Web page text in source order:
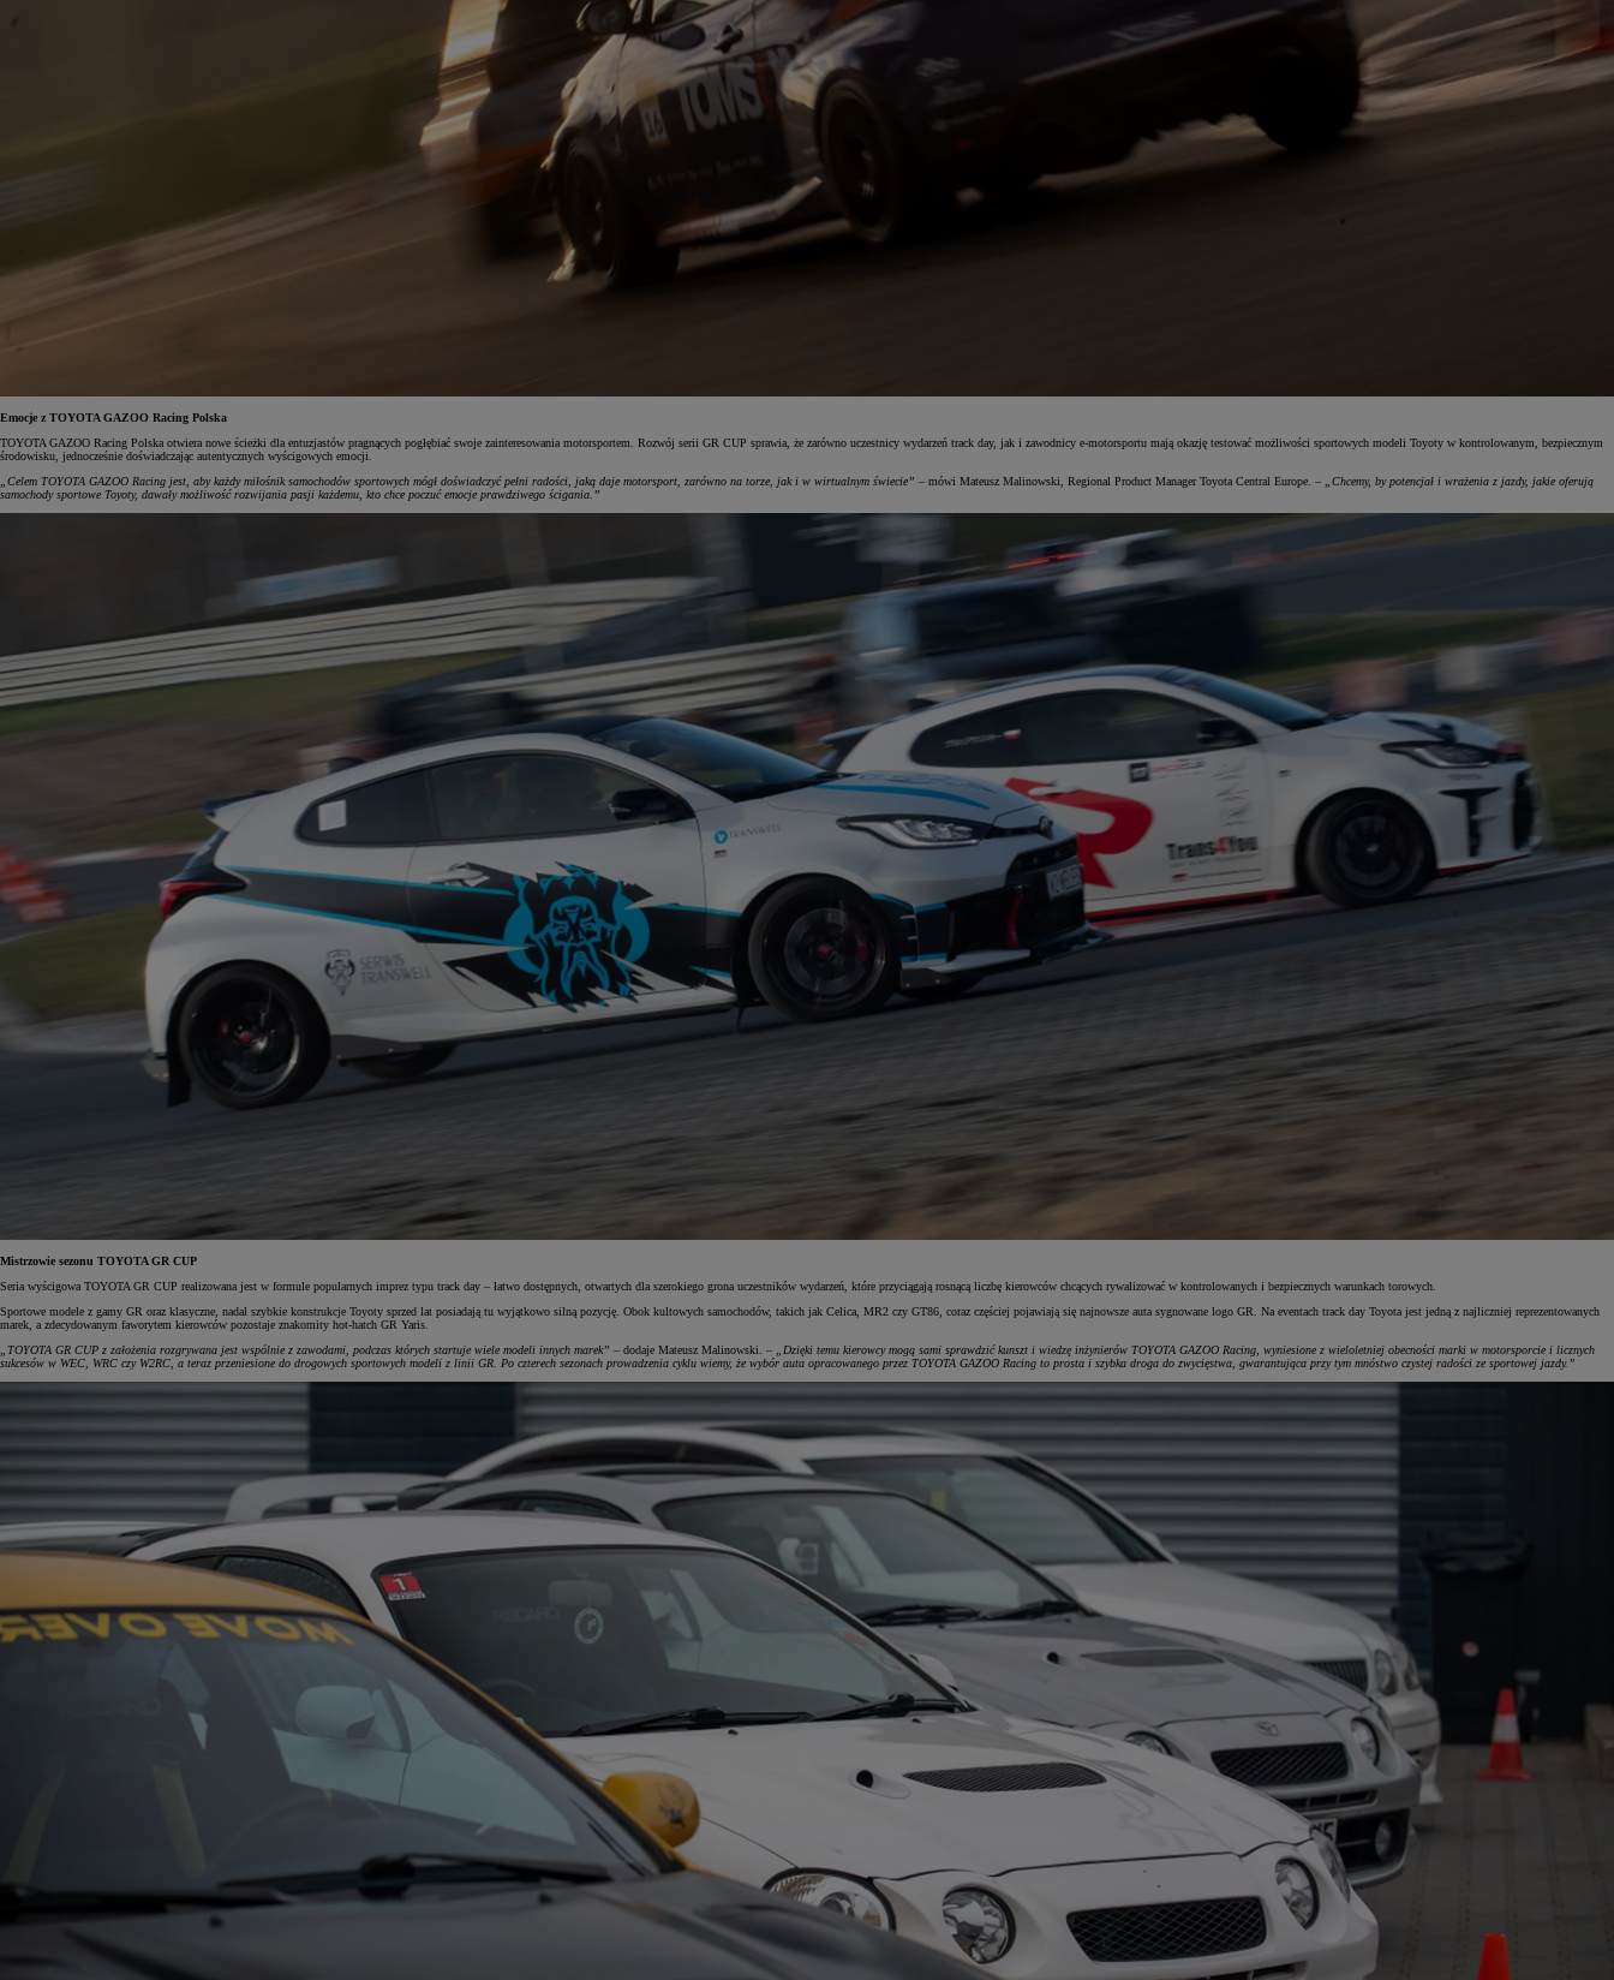
Emocje z TOYOTA GAZOO Racing Polska
TOYOTA GAZOO Racing Polska otwiera nowe ścieżki dla entuzjastów pragnących pogłębiać swoje zainteresowania motorsportem. Rozwój serii GR CUP sprawia, że zarówno uczestnicy wydarzeń track day, jak i zawodnicy e-motorsportu mają okazję testować możliwości sportowych modeli Toyoty w kontrolowanym, bezpiecznym
środowisku, jednocześnie doświadczając autentycznych wyścigowych emocji.
„Celem TOYOTA GAZOO Racing jest, aby każdy miłośnik samochodów sportowych mógł doświadczyć pełni radości, jaką daje motorsport, zarówno na torze, jak i w wirtualnym świecie” – mówi Mateusz Malinowski, Regional Product Manager Toyota Central Europe. –
„Chcemy, by potencjał i wrażenia z jazdy, jakie oferują
samochody sportowe Toyoty, dawały możliwość rozwijania pasji każdemu, kto chce poczuć emocje prawdziwego ścigania.”
Mistrzowie sezonu TOYOTA GR CUP
Seria wyścigowa TOYOTA GR CUP realizowana jest w formule popularnych imprez typu track day – łatwo dostępnych, otwartych dla szerokiego grona uczestników wydarzeń, które przyciągają rosnącą liczbę kierowców chcących rywalizować w kontrolowanych i bezpiecznych warunkach torowych.
Sportowe modele z gamy GR oraz klasyczne, nadal szybkie konstrukcje Toyoty sprzed lat posiadają tu wyjątkowo silną pozycję. Obok kultowych samochodów, takich jak Celica, MR2 czy GT86, coraz częściej pojawiają się najnowsze auta sygnowane logo GR. Na eventach track day Toyota jest jedną z najliczniej reprezentowanych
marek, a zdecydowanym faworytem kierowców pozostaje znakomity hot-hatch GR Yaris.
„TOYOTA GR CUP z założenia rozgrywana jest wspólnie z zawodami, podczas których startuje wiele modeli innych marek” – dodaje Mateusz Malinowski. –
„Dzięki temu kierowcy mogą sami sprawdzić kunszt i wiedzę inżynierów TOYOTA GAZOO Racing, wyniesione z wieloletniej obecności marki w motorsporcie i licznych
sukcesów w WEC, WRC czy W2RC, a teraz przeniesione do drogowych sportowych modeli z linii GR. Po czterech sezonach prowadzenia cyklu wiemy, że wybór auta opracowanego przez TOYOTA GAZOO Racing to prosta i szybka droga do zwycięstwa, gwarantująca przy tym mnóstwo czystej radości ze sportowej jazdy.”